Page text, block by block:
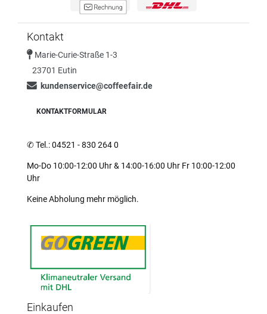
Kontakt
Marie-Curie-Straße 1-3
23701 Eutin
kundenservice@coffeefair.de
KONTAKTFORMULAR
✆Tel.: 04521 - 830 264 0
Mo-Do 10:00-12:00 Uhr & 14:00-16:00 Uhr Fr 10:00-12:00
Uhr
Keine Abholung mehr möglich.
Einkaufen